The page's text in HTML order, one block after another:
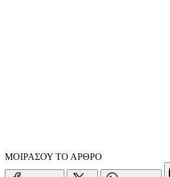
ΜΟΙΡΑΣΟΥ ΤΟ ΑΡΘΡΟ